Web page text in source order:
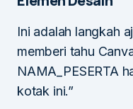
Ini adalah langkah
memberi tahu
NAMA_PESERTA
kotak ini.”